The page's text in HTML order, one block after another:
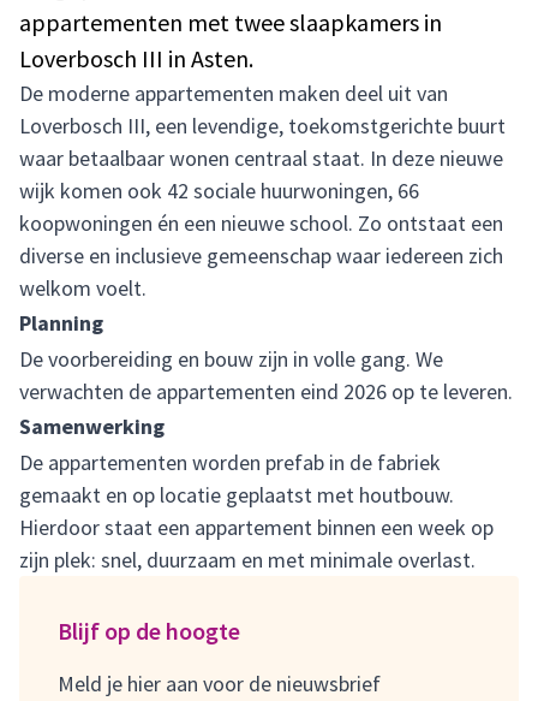
appartementen met twee slaapkamers in
Loverbosch III in Asten.
De moderne appartementen maken deel uit van
Loverbosch III, een levendige, toekomstgerichte buurt
waar betaalbaar wonen centraal staat. In deze nieuwe
wijk komen ook 42 sociale huurwoningen, 66
koopwoningen én een nieuwe school. Zo ontstaat een
diverse en inclusieve gemeenschap waar iedereen zich
welkom voelt.
Planning
De voorbereiding en bouw zijn in volle gang. We
verwachten de appartementen eind 2026 op te leveren.
Samenwerking
De appartementen worden prefab in de fabriek
gemaakt en op locatie geplaatst met houtbouw.
Hierdoor staat een appartement binnen een week op
zijn plek: snel, duurzaam en met minimale overlast.
Blijf op de hoogte
Meld je hier aan voor de nieuwsbrief